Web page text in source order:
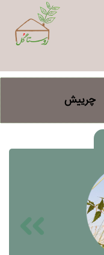
چرییش